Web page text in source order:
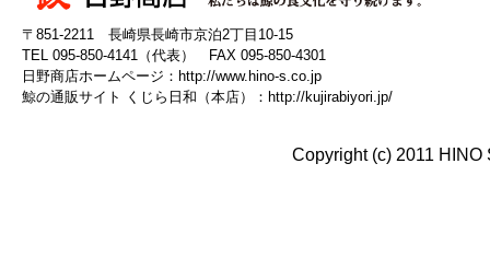
〒851-2211 長崎県長崎市京泊2丁目10-15
TEL 095-850-4141（代表） FAX 095-850-4301
日野商店ホームページ： http://www.hino-s.co.jp
鯨の通販サイト くじら日和（本店）： http://kujirabiyori.jp/
Copyright (c) 2011